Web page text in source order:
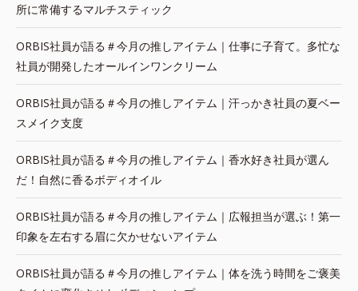
所に常備するマルチスティック
ORBIS社員が語る＃今月の推しアイテム｜仕事に子育て。多忙な
社員が開発したオールインワンクリーム
ORBIS社員が語る＃今月の推しアイテム｜汗っかき社員の夏ベー
スメイク支度
ORBIS社員が語る＃今月の推しアイテム｜香水好き社員が選ん
だ！自然に香るボディオイル
ORBIS社員が語る＃今月の推しアイテム｜広報担当が選ぶ！第一
印象を左右する眉に欠かせないアイテム
ORBIS社員が語る＃今月の推しアイテム｜体を洗う時間をご褒美